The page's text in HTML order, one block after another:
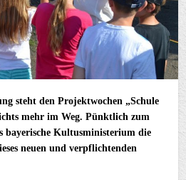
steht den Projektwochen „Schule
mehr im Weg. Pünktlich zum
bayerische Kultusministerium die
neuen und verpflichtenden